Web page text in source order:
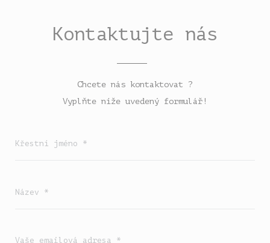
Kontaktujte nás
Chcete nás kontaktovat ?
Vyplňte níže uvedený formulář!